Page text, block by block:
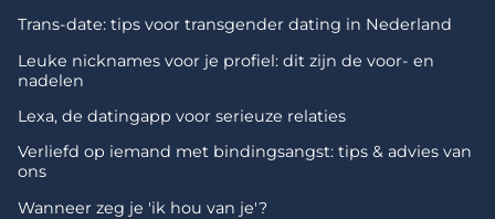
Trans-date: tips voor transgender dating in Nederland
Leuke nicknames voor je profiel: dit zijn de voor- en
nadelen
Lexa, de datingapp voor serieuze relaties
Verliefd op iemand met bindingsangst: tips & advies van
ons
Wanneer zeg je 'ik hou van je'?